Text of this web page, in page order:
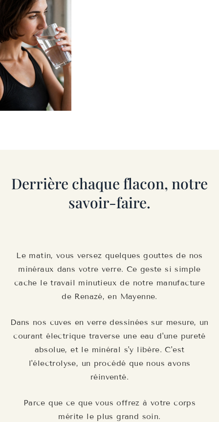
Derrière chaque flacon, notre
savoir-faire.
Le matin, vous versez quelques gouttes de nos
minéraux dans votre verre. Ce geste si simple
cache le travail minutieux de notre manufacture
de Renazé, en Mayenne.
Dans nos cuves en verre dessinées sur mesure, un
courant électrique traverse une eau d'une pureté
absolue, et le minéral s'y libère. C'est
l'électrolyse, un procédé que nous avons
réinventé.
Parce que ce que vous offrez à votre corps
mérite le plus grand soin.